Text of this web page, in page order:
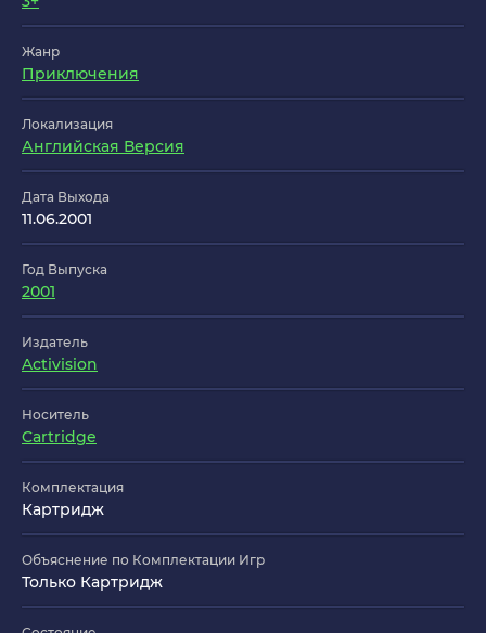
Жанр
Приключения
Локализация
Английская Версия
Дата Выхода
11.06.2001
Год Выпуска
2001
Издатель
Activision
Носитель
Cartridge
Комплектация
Картридж
Объяснение по Комплектации Игр
Только Картридж